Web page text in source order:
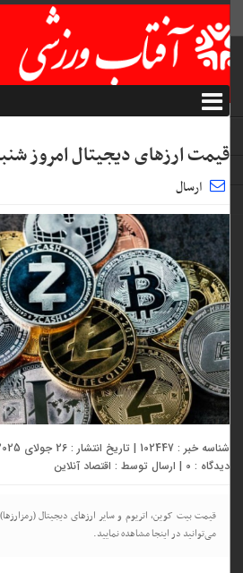
قیمت ارز‌های دیجیتال امروز شنبه ۴ مرداد ۱۴۰۴
ارسال
دیدگاه :0 | ارسال توسط :اقتصاد آنلاین
می‌توانید در اینجا مشاهده نمایید.